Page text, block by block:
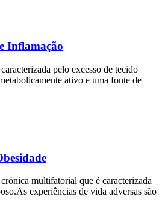
Inflamação
pelo excesso de tecido
ativo e uma fonte de
multifatorial que é caracterizada
experiências de vida adversas são